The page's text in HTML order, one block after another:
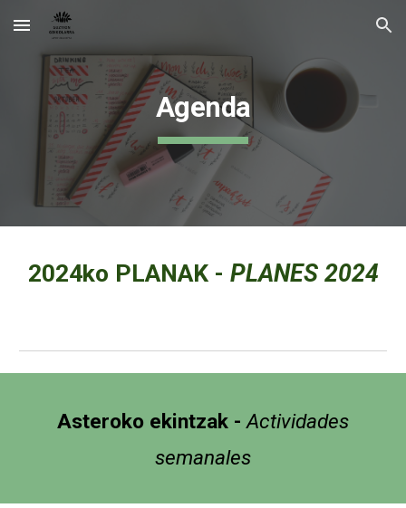
Skip to main content Skip to navigation
Agenda
2024ko PLANAK - PLANES 2024
Asteroko ekintzak -Actividades
semanales